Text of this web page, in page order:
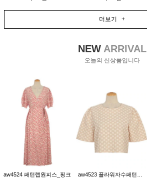
더보기 +
NEWARRIVAL
오늘의 신상품입니다
aw4524 패턴랩원피스_핑크